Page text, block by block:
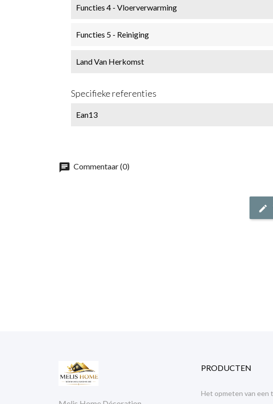
Functies 4 - Vloerverwarming
Functies 5 - Reiniging
Land Van Herkomst
Specifieke referenties
Ean13
chat Commentaar (0)
edit
PRODUCTEN
Het opmeten van een